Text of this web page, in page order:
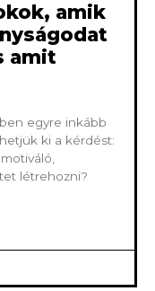
amik
amit
egyre inkább
ki a kérdést:
létrehozni?